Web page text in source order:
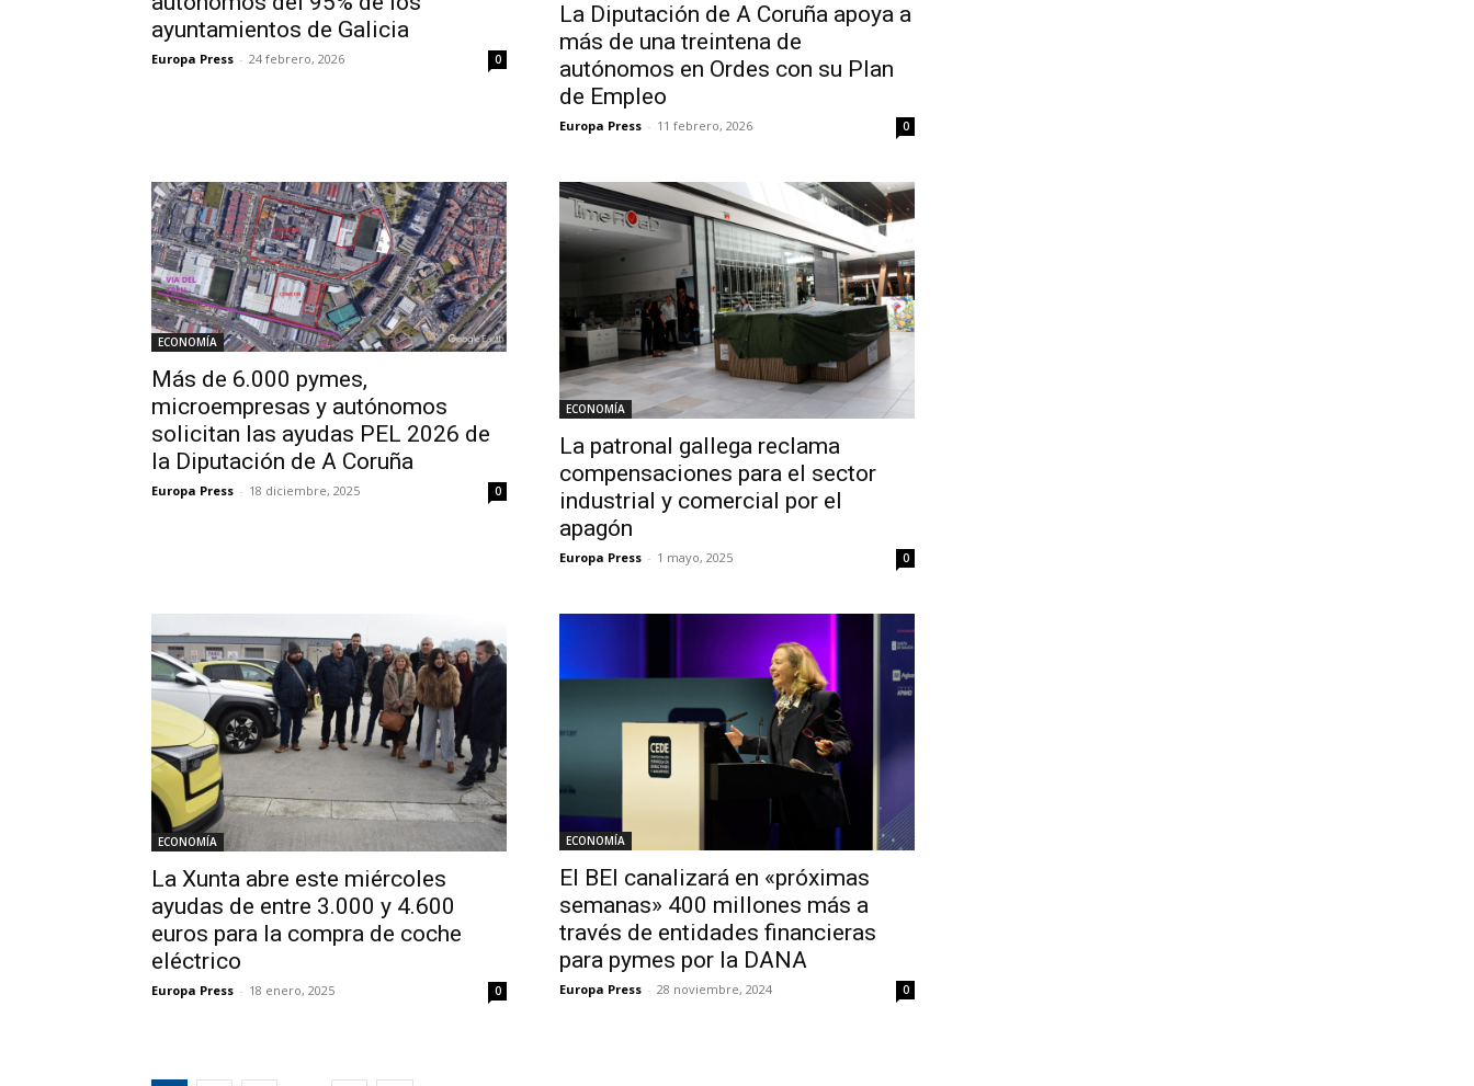
ayuntamientos de Galicia
Europa Press - 24 febrero, 2026 0
La Diputación de A Coruña apoya a
más de una treintena de
autónomos en Ordes con su Plan
de Empleo
Europa Press - 11 febrero, 2026 0
ECONOMÍA
Más de 6.000 pymes,
microempresas y autónomos
solicitan las ayudas PEL 2026 de
la Diputación de A Coruña
Europa Press - 18 diciembre, 2025 0
ECONOMÍA
La patronal gallega reclama
compensaciones para el sector
industrial y comercial por el
apagón
Europa Press - 1 mayo, 2025 0
ECONOMÍA
La Xunta abre este miércoles
ayudas de entre 3.000 y 4.600
euros para la compra de coche
eléctrico
Europa Press - 18 enero, 2025 0
ECONOMÍA
El BEI canalizará en «próximas
semanas» 400 millones más a
través de entidades financieras
para pymes por la DANA
Europa Press - 28 noviembre, 2024 0